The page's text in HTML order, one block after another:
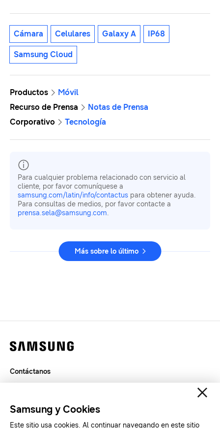
Cámara Celulares Galaxy A IP68
Samsung Cloud
Productos
Móvil
Recurso de Prensa
Notas de Prensa
Corporativo
Tecnología
Para cualquier problema relacionado con servicio al
cliente, por favor comuníquese a
samsung.com/latin/info/contactus para obtener ayuda.
Para consultas de medios, por favor contacte a
prensa.sela@samsung.com.
Más sobre lo último
Contáctanos
SAMSUNG.COM
Samsung y Cookies
Este sitio usa cookies. Al continuar navegando en este sitio